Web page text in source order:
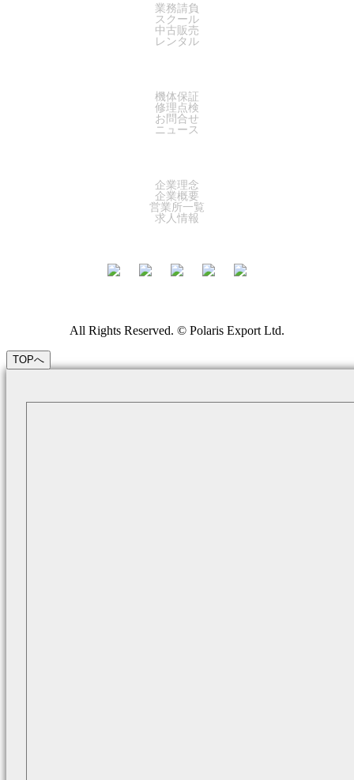
業務請負
スクール
中古販売
レンタル
機体保証
修理点検
お問合せ
ニュース
企業理念
企業概要
営業所一覧
求人情報
All Rights Reserved. © Polaris Export Ltd.
TOPへ